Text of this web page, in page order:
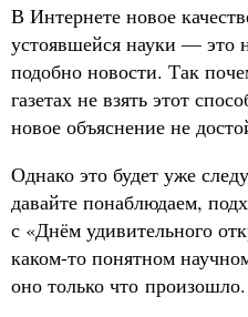
В Интернете новое
устоявшейся науки — это
подобно новости. Так
газетах не взять этот
новое объяснение не
Однако это будет уже
давайте понаблюдаем,
с «Днём удивительного
каком-то понятном
оно только что произошло.